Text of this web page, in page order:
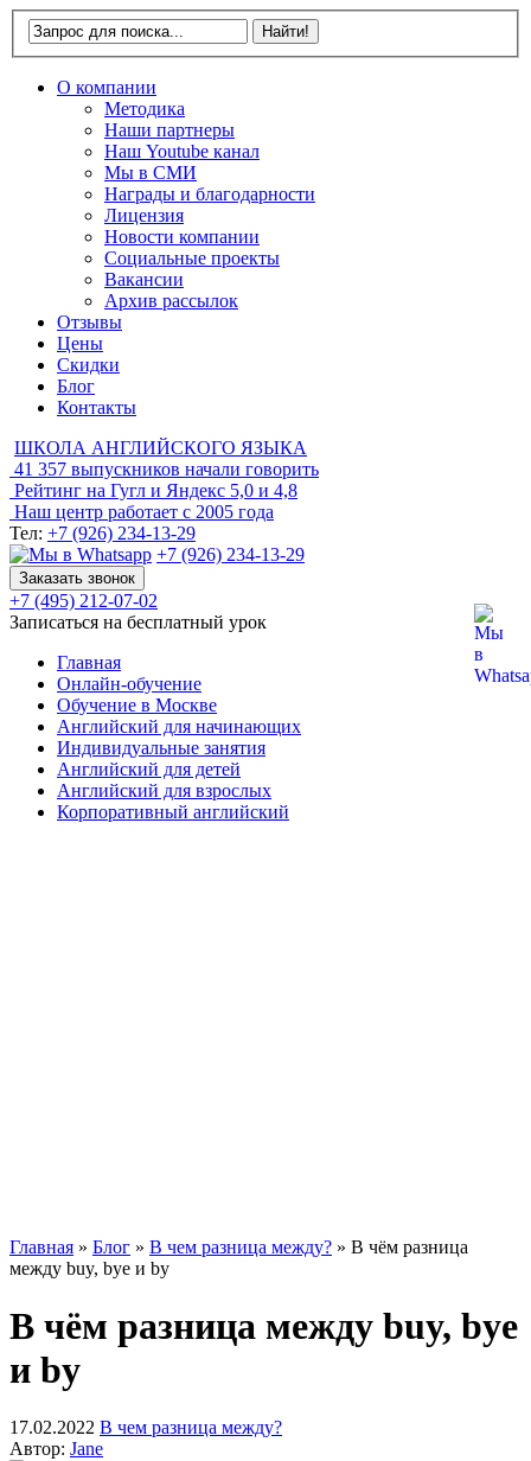
О компании
Методика
Наши партнеры
Наш Youtube канал
Мы в СМИ
Награды и благодарности
Лицензия
Новости компании
Социальные проекты
Вакансии
Архив рассылок
Отзывы
Цены
Скидки
Блог
Контакты
ШКОЛА АНГЛИЙСКОГО ЯЗЫКА
41 357 выпускников начали говорить
Рейтинг на Гугл и Яндекс 5,0 и 4,8
Наш центр работает с 2005 года
Тел: +7 (926) 234-13-29
+7 (926) 234-13-29
Заказать звонок
+7 (495) 212-07-02
Записаться на бесплатный урок
Главная
Онлайн-обучение
Обучение в Москве
Английский для начинающих
Индивидуальные занятия
Английский для детей
Английский для взрослых
Корпоративный английский
Главная » Блог » В чем разница между? » В чём разница
между buy, bye и by
В чём разница между buy, bye
и by
17.02.2022 В чем разница между?
Автор: Jane